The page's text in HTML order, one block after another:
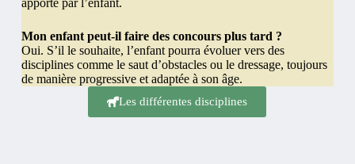
apporté par l’enfant.
Mon enfant peut-il faire des concours plus tard ?
Oui. S’il le souhaite, l’enfant pourra évoluer vers des
disciplines comme le saut d’obstacles ou le dressage, toujours
de manière progressive et adaptée à son âge.
Les différentes disciplines